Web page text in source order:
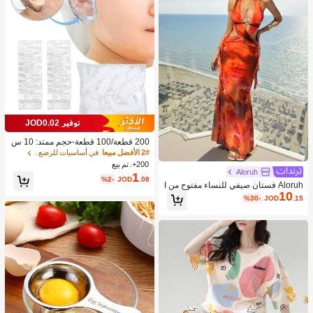
Aloruh
Aloruh فستان صيفي للنساء مفتوح من ا
لظهر وملتف عند الرقبة
JOD10.15
%30-
توفير JOD0.02
200 قطعة/100 قطعة-حجم ممتد: 10 س
م/3.9 بوصة أغطية أذن شفافة للاستخدام
مرة واحدة للأطفال، أغطية أذن شفافة م
رنة لحماية الأذن من ماء الاستحمام، ضرو
ريات حديثي الولادة، الاستحمام، حمام الأ
ال والمراهقين.
2# الأفضل مبيعا
في أساسيات للرضع .
200+. تم بيع
JOD1.08
%2-